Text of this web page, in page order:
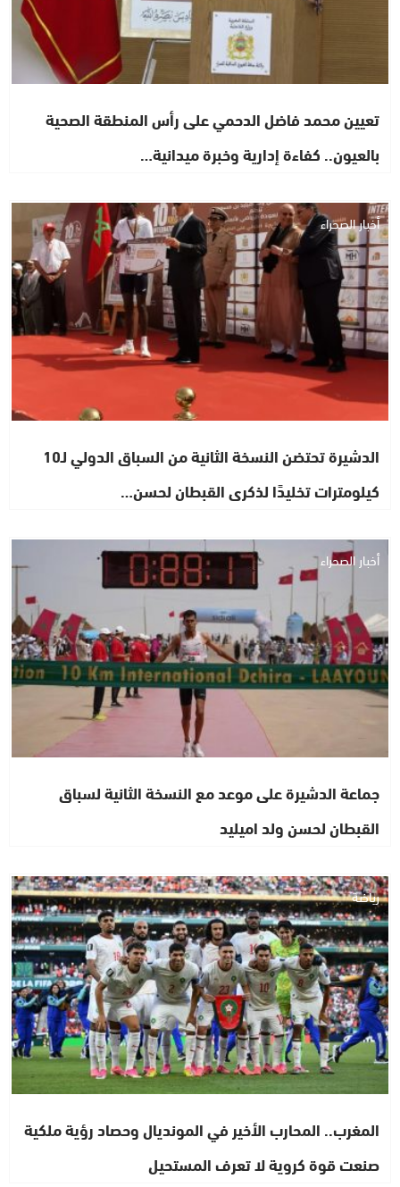
تعيين محمد فاضل الدحمي على رأس المنطقة الصحية
بالعيون.. كفاءة إدارية وخبرة ميدانية…
أخبار الصحراء
الدشيرة تحتضن النسخة الثانية من السباق الدولي لـ10
كيلومترات تخليدًا لذكرى القبطان لحسن…
أخبار الصحراء
جماعة الدشيرة على موعد مع النسخة الثانية لسباق
القبطان لحسن ولد اميليد
رياضة
المغرب.. المحارب الأخير في المونديال وحصاد رؤية ملكية
صنعت قوة كروية لا تعرف المستحيل